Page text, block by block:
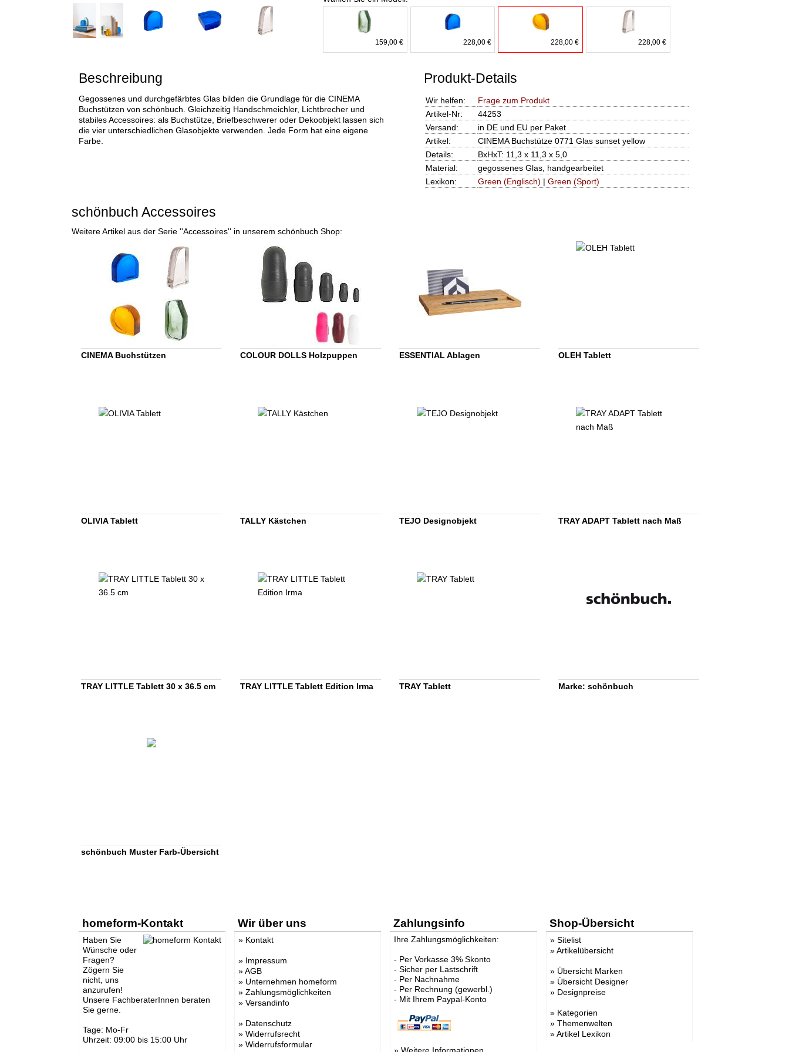
159,00 € 228,00 € 228,00 € 228,00 €
Beschreibung
Gegossenes und durchgefärbtes Glas bilden die Grundlage für die CINEMA
Buchstützen von schönbuch. Gleichzeitig Handschmeichler, Lichtbrecher und
stabiles Accessoires: als Buchstütze, Briefbeschwerer oder Dekoobjekt lassen sich
die vier unterschiedlichen Glasobjekte verwenden. Jede Form hat eine eigene
Farbe.
Produkt-Details
Wir helfen:
Frage zum Produkt
Artikel-Nr:
44253
Versand:
in DE und EU per Paket
Artikel:
CINEMA Buchstütze 0771 Glas sunset yellow
Details:
BxHxT: 11,3 x 11,3 x 5,0
Material:
gegossenes Glas, handgearbeitet
Lexikon:
Green (Englisch) | Green (Sport)
schönbuch Accessoires
Weitere Artikel aus der Serie ''Accessoires'' in unserem schönbuch Shop:
CINEMA Buchstützen COLOUR DOLLS Holzpuppen ESSENTIAL Ablagen OLEH Tablett
OLIVIA Tablett TALLY Kästchen TEJO Designobjekt TRAY ADAPT Tablett nach Maß
TRAY LITTLE Tablett 30 x 36.5 cm TRAY LITTLE Tablett Edition Irma TRAY Tablett Marke: schönbuch
schönbuch Muster Farb-Übersicht
homeform-Kontakt
Haben Sie
Wünsche oder
Fragen?
Zögern Sie
nicht, uns
anzurufen!
Unsere FachberaterInnen beraten
Sie gerne.
Tage: Mo-Fr
Uhrzeit: 09:00 bis 15:00 Uhr
Wir über uns
» Kontakt
» Impressum
»AGB
» Unternehmen homeform
» Zahlungsmöglichkeiten
» Versandinfo
» Datenschutz
» Widerrufsrecht
» Widerrufsformular
Zahlungsinfo
Ihre Zahlungsmöglichkeiten:
- Per Vorkasse 3% Skonto
- Sicher per Lastschrift
- Per Nachnahme
- Per Rechnung (gewerbl.)
- Mit Ihrem Paypal-Konto
Shop-Übersicht
» Sitelist
»Artikelübersicht
» Übersicht Marken
» Übersicht Designer
» Designpreise
» Kategorien
» Themenwelten
»Artikel Lexikon